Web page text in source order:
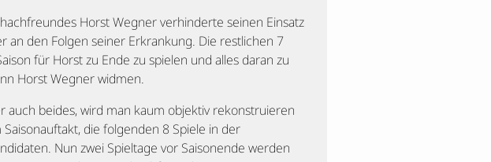
Horst Wegner verhinderte seinen Einsatz
den Folgen seiner Erkrankung. Die restlichen 7
für Horst zu Ende zu spielen und alles daran zu
Horst Wegner widmen.
beides, wird man kaum objektiv rekonstruieren
die folgenden 8 Spiele in der
Nun zwei Spieltage vor Saisonende werden